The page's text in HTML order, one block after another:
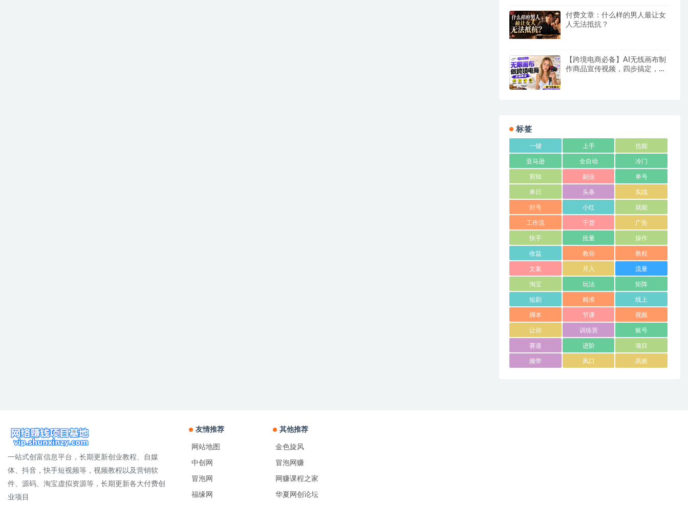
付费文章：什么样的男人最让女
人无法抵抗？
【跨境电商必备】AI无线画布制
作商品宣传视频，四步搞定，无
标签
一键 上手 也能
亚马逊 全自动 冷门
剪辑 副业 单号
单日 头条 实战
封号 小红 就能
工作流 干货 广告
快手 批量 操作
收益 教你 教程
文案 月入 流量
淘宝 玩法 矩阵
短剧 精准 线上
脚本 节课 视频
让你 训练营 账号
赛道 进阶 项目
频带 风口 高效
一站式创富信息平台，长期更新创业教程、自媒
体、抖音，快手短视频等，视频教程以及营销软
件、源码、淘宝虚拟资源等，长期更新各大付费创
业项目
友情推荐
网站地图
中创网
冒泡网
福缘网
其他推荐
金色旋风
冒泡网赚
网赚课程之家
华夏网创论坛